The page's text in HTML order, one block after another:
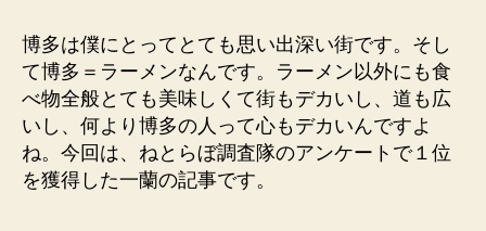
博
ラ
ー
メ
ン
チ
博多は僕にとってとても思い出深い街です。そし
て博多＝ラーメンなんです。ラーメン以外にも食
べ物全般とても美味しくて街もデカいし、道も広
いし、何より博多の人って心もデカいんですよ
ね。今回は、ねとらぼ調査隊のアンケートで１位
を獲得した一蘭の記事です。